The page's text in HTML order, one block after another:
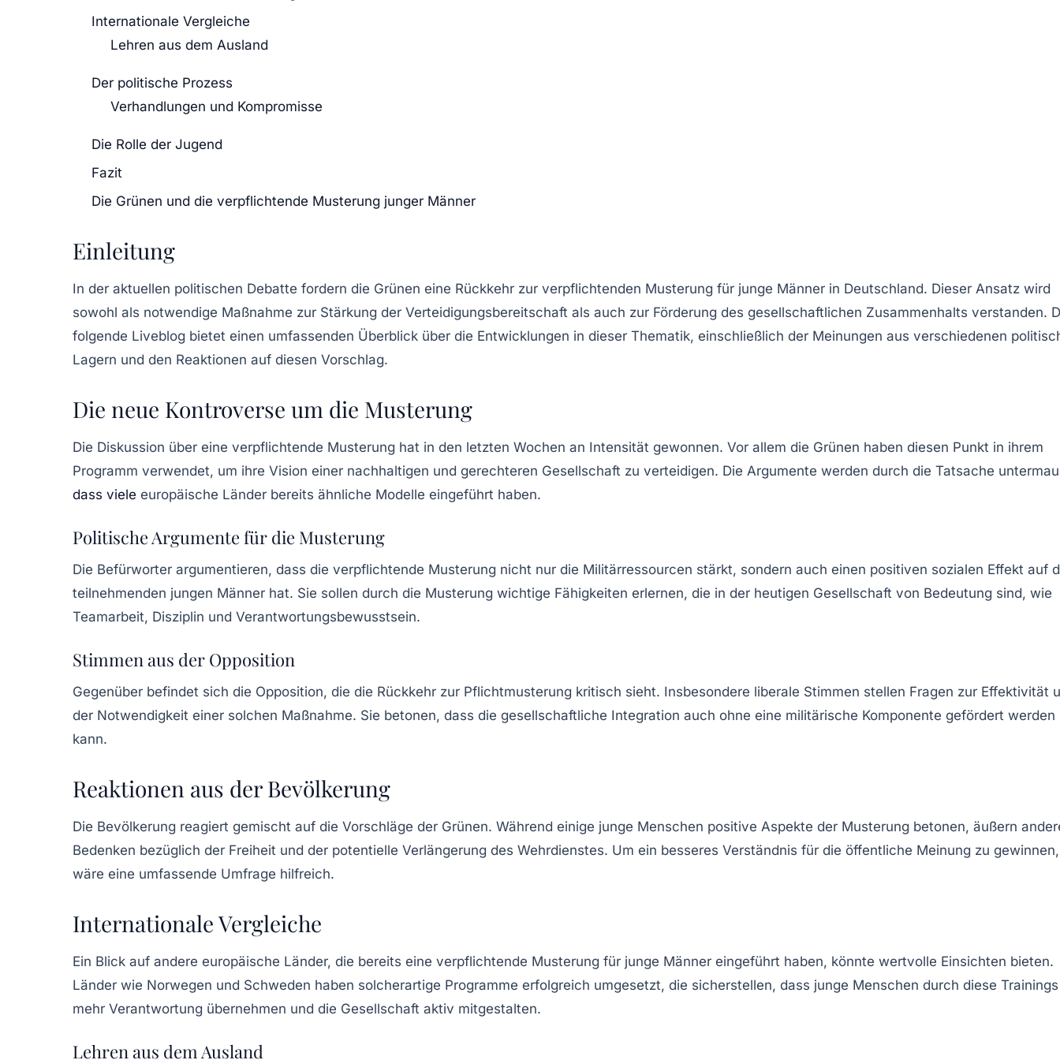
Internationale Vergleiche
Lehren aus dem Ausland
Der politische Prozess
Verhandlungen und Kompromisse
Die Rolle der Jugend
Fazit
Die Grünen und die verpflichtende Musterung junger Männer
Einleitung
In der aktuellen politischen Debatte fordern die Grünen eine Rückkehr zur verpflichtenden Musterung für junge Männer in Deutschland. Dieser Ansatz wird
sowohl als notwendige Maßnahme zur Stärkung der Verteidigungsbereitschaft als auch zur Förderung des gesellschaftlichen Zusammenhalts verstanden.
folgende Liveblog bietet einen umfassenden Überblick über die Entwicklungen in dieser Thematik, einschließlich der Meinungen aus verschiedenen
Lagern und den Reaktionen auf diesen Vorschlag.
Die neue Kontroverse um die Musterung
Die Diskussion über eine verpflichtende Musterung hat in den letzten Wochen an Intensität gewonnen. Vor allem die Grünen haben diesen Punkt in ihrem
Programm verwendet, um ihre Vision einer nachhaltigen und gerechteren Gesellschaft zu verteidigen. Die Argumente werden durch die Tatsache
dass viele europäische Länder bereits ähnliche Modelle eingeführt haben.
Politische Argumente für die Musterung
Die Befürworter argumentieren, dass die verpflichtende Musterung nicht nur die Militärressourcen stärkt, sondern auch einen positiven sozialen Effekt auf
teilnehmenden jungen Männer hat. Sie sollen durch die Musterung wichtige Fähigkeiten erlernen, die in der heutigen Gesellschaft von Bedeutung sind, wie
Teamarbeit, Disziplin und Verantwortungsbewusstsein.
Stimmen aus der Opposition
Gegenüber befindet sich die Opposition, die die Rückkehr zur Pflichtmusterung kritisch sieht. Insbesondere liberale Stimmen stellen Fragen zur Effektivität
der Notwendigkeit einer solchen Maßnahme. Sie betonen, dass die gesellschaftliche Integration auch ohne eine militärische Komponente gefördert werden
kann.
Reaktionen aus der Bevölkerung
Die Bevölkerung reagiert gemischt auf die Vorschläge der Grünen. Während einige junge Menschen positive Aspekte der Musterung betonen, äußern
Bedenken bezüglich der Freiheit und der potentielle Verlängerung des Wehrdienstes. Um ein besseres Verständnis für die öffentliche Meinung zu gewinnen,
wäre eine umfassende Umfrage hilfreich.
Internationale Vergleiche
Ein Blick auf andere europäische Länder, die bereits eine verpflichtende Musterung für junge Männer eingeführt haben, könnte wertvolle Einsichten bieten.
Länder wie Norwegen und Schweden haben solcherartige Programme erfolgreich umgesetzt, die sicherstellen, dass junge Menschen durch diese Trainings
mehr Verantwortung übernehmen und die Gesellschaft aktiv mitgestalten.
Lehren aus dem Ausland